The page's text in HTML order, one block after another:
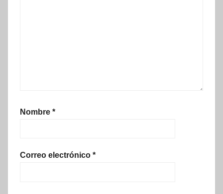
Nombre *
Correo electrónico *